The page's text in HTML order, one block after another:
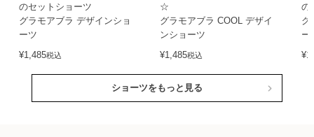
のセットショーツ
グラモアブラ デザインショ
ーツ
¥1,485税込
☆
グラモアブラ COOL デザイ
ンショーツ
¥1,485税込
の
グ
ー
¥
ショーツをもっと見る